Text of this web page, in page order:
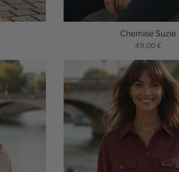
Chemise Suzie
49,00 €